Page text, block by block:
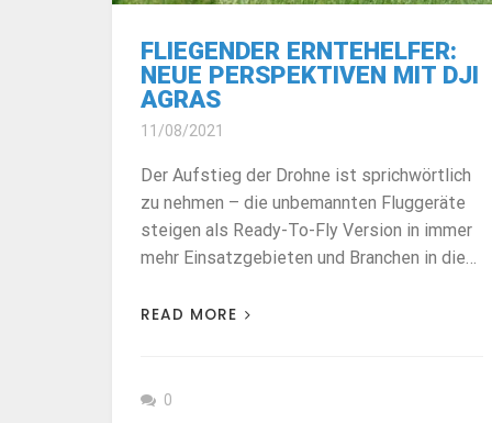
FLIEGENDER ERNTEHELFER:
NEUE PERSPEKTIVEN MIT DJI
AGRAS
11/08/2021
Der Aufstieg der Drohne ist sprichwörtlich
zu nehmen – die unbemannten Fluggeräte
steigen als Ready-To-Fly Version in immer
mehr Einsatzgebieten und Branchen in die…
READ MORE
0